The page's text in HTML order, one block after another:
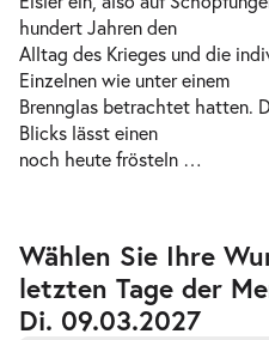
hundert Jahren den
Alltag des Krieges und die
Einzelnen wie unter einem
Brennglas betrachtet hatten.
Blicks lässt einen
noch heute frösteln …
Wählen Sie Ihre
letzten Tage der
Di. 09.03.2027
Zur
barrierefreien
automatischen
Bestplatzwahl